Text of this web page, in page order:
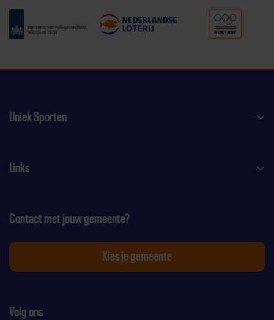
Uniek Sporten
Links
Volg ons
Contact met jouw gemeente?
Kies je gemeente